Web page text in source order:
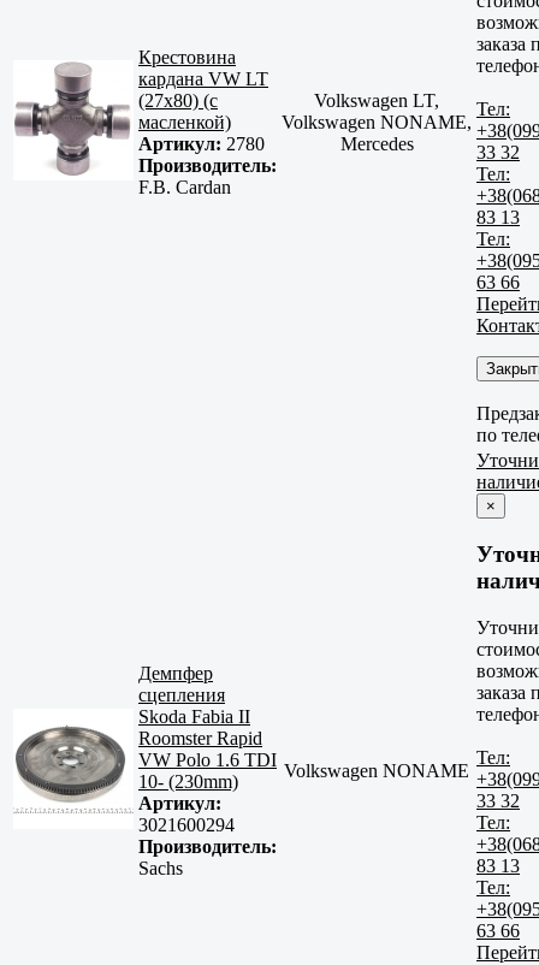
Крестовина
кардана VW LT
(27x80) (с
масленкой)
Артикул: 2780
Производитель:
F.B. Cardan
Volkswagen LT,
Volkswagen NONAME,
Mercedes
заказа
Тел:
33 32
Тел:
83 13
Тел:
63 66
по
Демпфер
сцепления
Skoda Fabia II
Roomster Rapid
VW Polo 1.6 TDI
10- (230mm)
Артикул:
3021600294
Производитель:
Sachs
Volkswagen NONAME
×
заказа
Тел:
33 32
Тел:
83 13
Тел:
63 66